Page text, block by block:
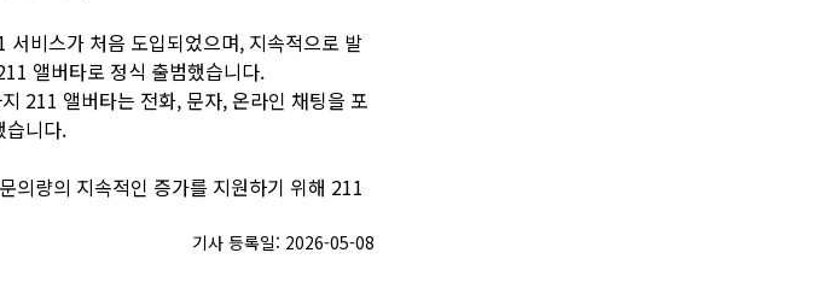
비스가 처음 도입되었으며, 지속적으로 발
앨버타로 정식 출범했습니다.
211 앨버타는 전화, 문자, 온라인 채팅을 포
습니다.
의량의 지속적인 증가를 지원하기 위해 211
기사 등록일: 2026-05-08